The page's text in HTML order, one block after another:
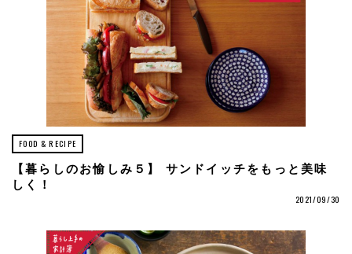
FOOD & RECIPE
【暮らしのお愉しみ５】 サンドイッチをもっと美味
しく！
2021/09/30